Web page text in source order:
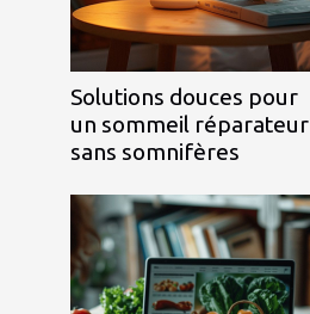
Solutions douces pour
un sommeil réparateur
sans somnifères